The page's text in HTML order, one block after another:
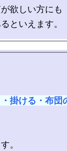
欲しい方にも
・掛ける・布団
。